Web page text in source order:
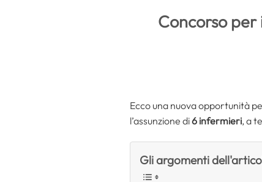
Concorso per
Ecco una nuova opportunità
l’assunzione di6 infermieri, a
Gli argomenti